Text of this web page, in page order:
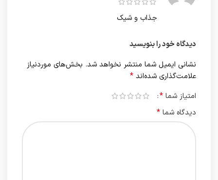
جذاب و شیک
دیدگاه خود را بنویسید
نشانی ایمیل شما منتشر نخواهد شد. بخش‌های موردنیاز
علامت‌گذاری شده‌اند *
امتیاز شما *
دیدگاه شما *